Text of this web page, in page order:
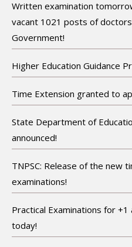
Written examination
vacant 1021 posts of
Government!
Higher Education Guidance
Time Extension granted to
State Department of
announced!
TNPSC: Release of the new
examinations!
Practical Examinations for
today!